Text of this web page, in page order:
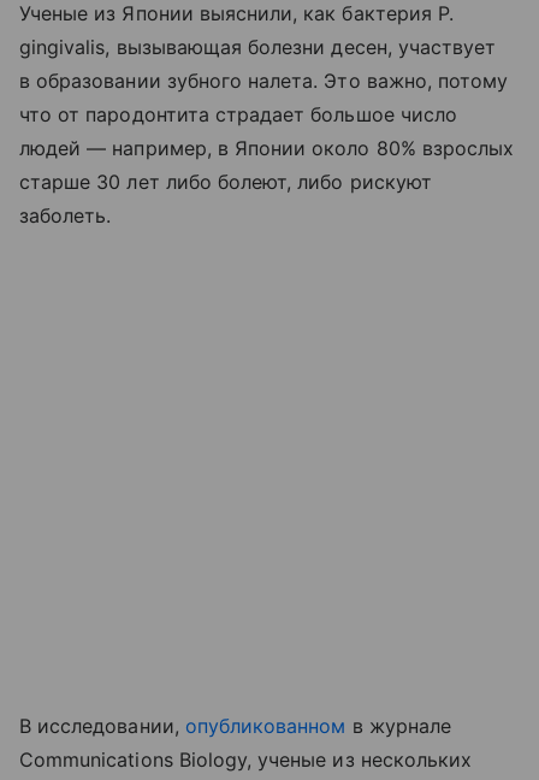
Ученые из Японии выяснили, как бактерия P.
gingivalis, вызывающая болезни десен, участвует
в образовании зубного налета. Это важно, потому
что от пародонтита страдает большое число
людей — например, в Японии около 80% взрослых
старше 30 лет либо болеют, либо рискуют
заболеть.
В исследовании, опубликованном в журнале
Communications Biology, ученые из нескольких